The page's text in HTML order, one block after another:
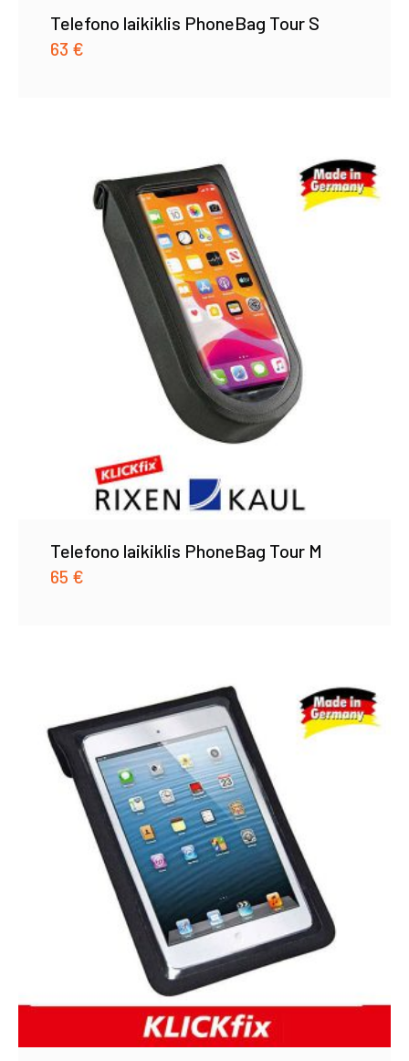
Telefono laikiklis PhoneBag Tour S
63 €
Telefono laikiklis PhoneBag Tour M
65 €